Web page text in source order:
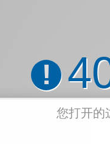
!
您打开的